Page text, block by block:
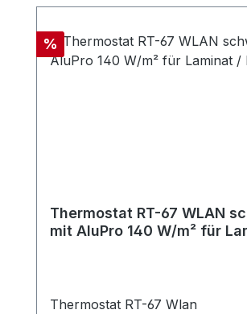
Rabatt
%
Thermostat RT-67 WLAN
mit AluPro 140 W/m² für
Thermostat RT-67 Wlan